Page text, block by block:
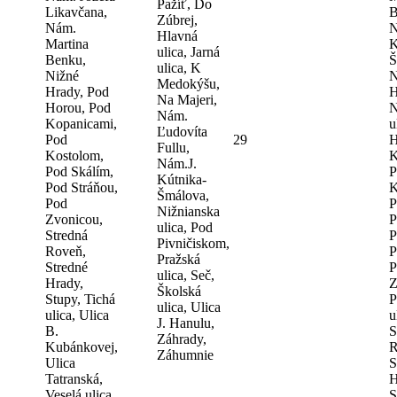
Likavčana,
Nám.
Martina
Benku,
Nižné
Hrady, Pod
Horou, Pod
Kopanicami,
Pod
Kostolom,
Pod Skálím,
Pod Stráňou,
Pod
Zvonicou,
Stredná
Roveň,
Stredné
Hrady,
Stupy, Tichá
ulica, Ulica
B.
Kubánkovej,
Ulica
Tatranská,
Pažíť, Do
Zúbrej,
Hlavná
ulica, Jarná
ulica, K
Medokýšu,
Na Majeri,
Nám.
Ľudovíta
Fullu,
Nám.J.
Kútnika-
Šmálova,
Nižnianska
ulica, Pod
Pivničiskom,
Pražská
ulica, Seč,
Školská
ulica, Ulica
J. Hanulu,
Záhrady,
Záhumnie
29